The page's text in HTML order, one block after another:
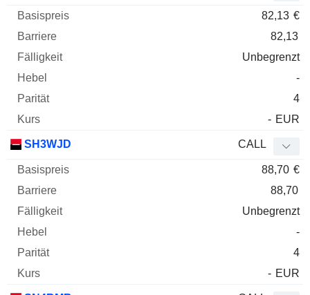
82,13 €
82,13
Unbegrenzt
-
4
- EUR
SH3WJD CALL
88,70 €
88,70
Unbegrenzt
-
4
- EUR